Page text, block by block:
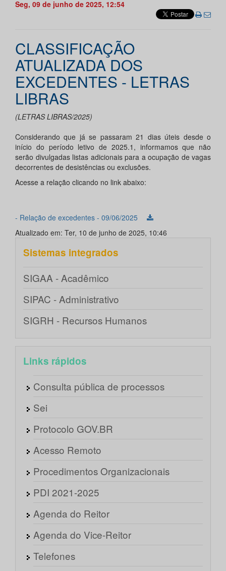
Seg, 09 de junho de 2025, 12:54
CLASSIFICAÇÃO
ATUALIZADA DOS
EXCEDENTES - LETRAS
LIBRAS
(LETRAS LIBRAS/2025)
Considerando que já se passaram 21 dias úteis desde o
início do período letivo de 2025.1, informamos que não
serão divulgadas listas adicionais para a ocupação de vagas
decorrentes de desistências ou exclusões.
Acesse a relação clicando no link abaixo:
- Relação de excedentes - 09/06/2025
Atualizado em: Ter, 10 de junho de 2025, 10:46
Sistemas integrados
SIGAA - Acadêmico
SIPAC - Administrativo
SIGRH - Recursos Humanos
Links rápidos
Consulta pública de processos
Sei
Protocolo GOV.BR
Acesso Remoto
Procedimentos Organizacionais
PDI 2021-2025
Agenda do Reitor
Agenda do Vice-Reitor
Telefones